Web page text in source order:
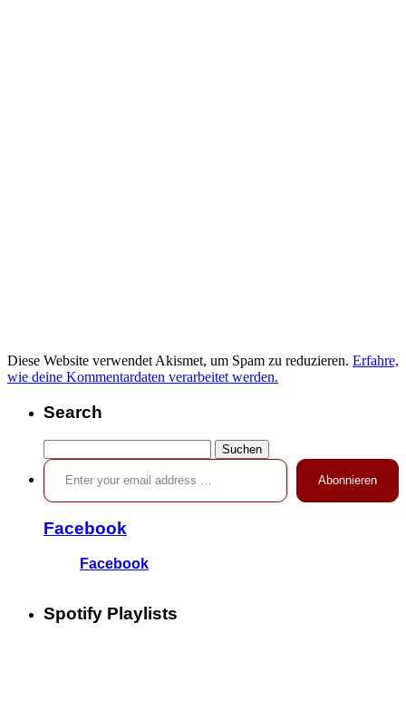
Diese Website verwendet Akismet, um Spam zu reduzieren. Erfahre,
wie deine Kommentardaten verarbeitet werden.
Search
nach:
Enter your email address …
Abonnieren
Facebook
Facebook
Spotify Playlists